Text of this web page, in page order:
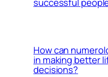
successful
How can
in making better
decisions?